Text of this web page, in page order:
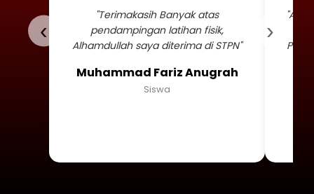
‹
"Terimakasih Banyak atas
pendampingan latihan fisik,
Alhamdullah saya diterima di STPN"
Muhammad Fariz Anugrah
Siswa
›